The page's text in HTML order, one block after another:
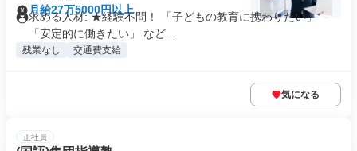
月給27万5000円以上
求める人材: ★経験不問！ 「子どもの教育に携わりたい」
「安定的に働きたい」 など...
残業なし 交通費支給
気になる
正社員